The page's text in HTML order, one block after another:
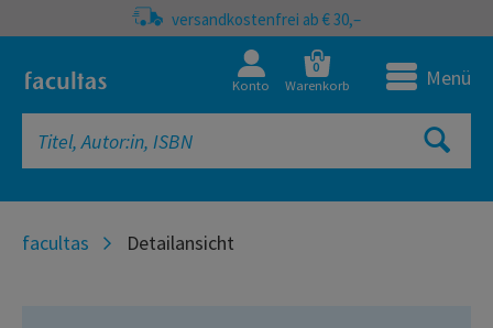
versandkostenfrei ab € 30,–
Konto
0
Warenkorb Menü
facultas Detailansicht